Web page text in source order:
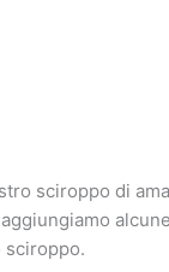
sciroppo di
sciroppo.